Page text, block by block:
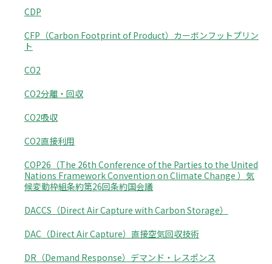
CDP
CFP（Carbon Footprint of Product）カーボンフットプリン
ト
CO2
CO2分離・回収
CO2吸収
CO2直接利用
COP26（The 26th Conference of the Parties to the United
Nations Framework Convention on Climate Change ）気
候変動枠組条約第26回条約国会議
DACCS（Direct Air Capture with Carbon Storage）
DAC（Direct Air Capture）直接空気回収技術
DR（Demand Response）デマンド・レスポンス